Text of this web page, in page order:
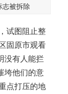
被拆除
试图阻止整
固原市观看
没有人能拦
垮他们的意
点打压的地